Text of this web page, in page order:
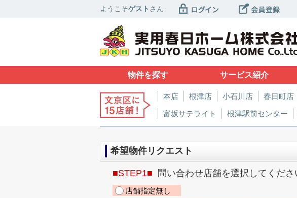
ようこそゲスト さん
物件を探す サービス紹介
本店 根津店 小石川店 春日町店
富坂サテライト
根津駅前センター
希望物件リクエスト
■STEP1■ 問い合わせ店舗を選択してくださ
店舗指定無し